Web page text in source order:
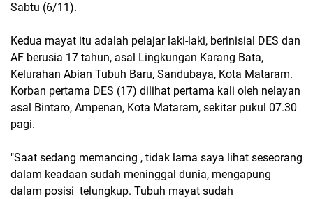
Sabtu (6/11).
Kedua mayat itu adalah pelajar laki-laki, berinisial DES dan
AF berusia 17 tahun, asal Lingkungan Karang Bata,
Kelurahan Abian Tubuh Baru, Sandubaya, Kota Mataram.
Korban pertama DES (17) dilihat pertama kali oleh nelayan
asal Bintaro, Ampenan, Kota Mataram, sekitar pukul 07.30
pagi.
"Saat sedang memancing , tidak lama saya lihat seseorang
dalam keadaan sudah meninggal dunia, mengapung
dalam posisi telungkup. Tubuh mayat sudah